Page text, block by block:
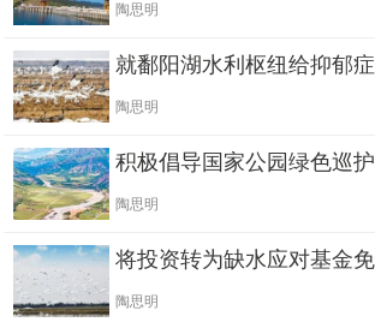
陶思明
陶思明
积极倡导国家公园绿色巡护
陶思明
陶思明